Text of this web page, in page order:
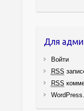
Для
Войти
RSS
RSS